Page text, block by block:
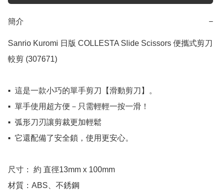
簡介 −
Sanrio Kuromi 日版 COLLESTA Slide Scissors 便攜式剪刀
較剪 (307671)
▪️  這是一款小巧的單手剪刀【滑動剪刀】。
▪️  單手使用超方便－只需輕輕一按一滑！
▪️  弧形刀刃讓剪裁更加輕鬆
▪️  它還配備了安全鎖，使用更安心。
尺寸： 約 直徑13mm x 100mm
材質：ABS、不銹鋼